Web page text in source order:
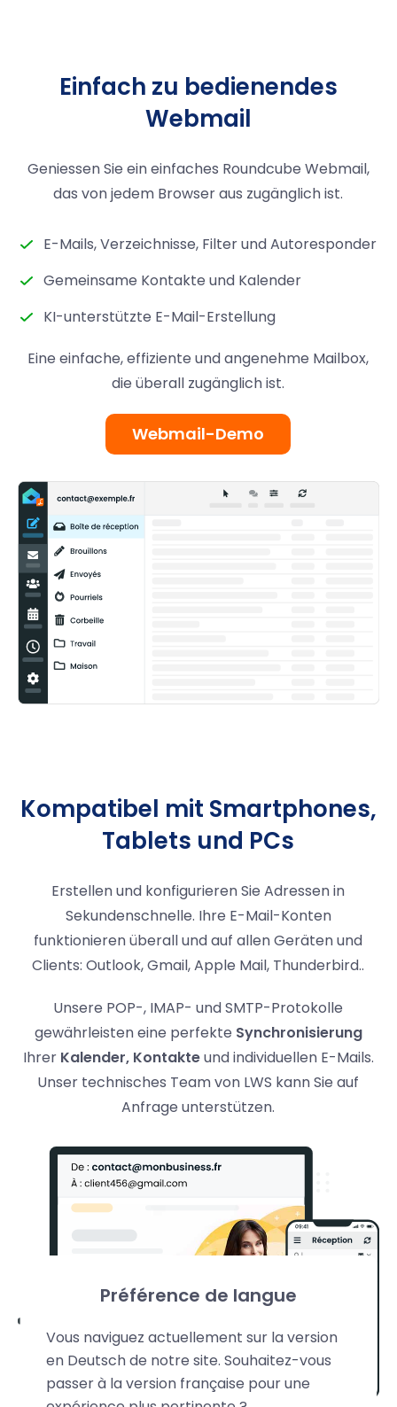
Einfach zu bedienendes
Webmail
Geniessen Sie ein einfaches Roundcube Webmail,
das von jedem Browser aus zugänglich ist.
E-Mails, Verzeichnisse, Filter und Autoresponder
Gemeinsame Kontakte und Kalender
KI-unterstützte E-Mail-Erstellung
Eine einfache, effiziente und angenehme Mailbox,
die überall zugänglich ist.
Webmail-Demo
Kompatibel mit Smartphones,
Tablets und PCs
Erstellen und konfigurieren Sie Adressen in
Sekundenschnelle. Ihre E-Mail-Konten
funktionieren überall und auf allen Geräten und
Clients: Outlook, Gmail, Apple Mail, Thunderbird..
Unsere POP-, IMAP- und SMTP-Protokolle
gewährleisten eine perfekte Synchronisierung
Ihrer Kalender, Kontakteund individuellen E-Mails.
Unser technisches Team von LWS kann Sie auf
Anfrage unterstützen.
Préférence de langue
Vous naviguez actuellement sur la version
en Deutsch de notre site. Souhaitez-vous
passer à la version française pour une